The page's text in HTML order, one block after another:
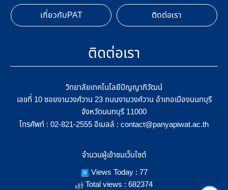
เกี่ยวกับPAT ติดต่อเรา
ติดต่อเรา
วิทยาลัยเทคโนโลยีปัญญาภิวัฒน์
เลขที่ 10 ซอยงามวงศ์วาน 23 ถนนงามวงศ์วาน อำเภอเมืองนนทบุรี
จังหวัดนนทบุรี 11000
โทรศัพท์ : 02-821-2555 อีเมลล์ : contact@panyapiwat.ac.th
จำนวนผู้เข้าชมเว็บไซต์
Views Today : 77
Total views : 682374